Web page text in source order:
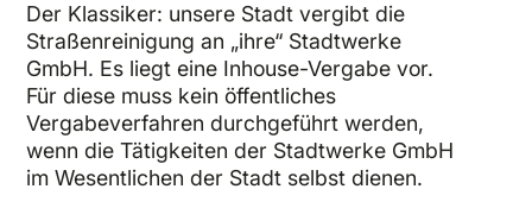
Der Klassiker: unsere Stadt vergibt die
Straßenreinigung an „ihre“ Stadtwerke
GmbH. Es liegt eine Inhouse-Vergabe vor.
Für diese muss kein öffentliches
Vergabeverfahren durchgeführt werden,
wenn die Tätigkeiten der Stadtwerke GmbH
im Wesentlichen der Stadt selbst dienen.